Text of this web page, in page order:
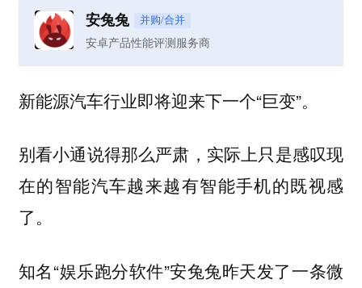
安兔兔 并购/合并
安卓产品性能评测服务商
新能源汽车行业即将迎来下一个“巨变”。
别看小通说得那么严肃，实际上只是感叹现
在的智能汽车越来越有智能手机的既视感
了。
知名“娱乐跑分软件”安兔兔昨天发了一条微